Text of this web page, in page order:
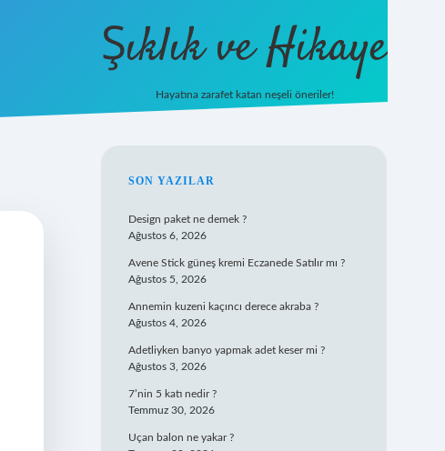
Şıklık ve Hikaye
Hayatına zarafet katan neşeli öneriler!
SIDEBAR
SON YAZILAR
Design paket ne demek ?
Ağustos 6, 2026
Avene Stick güneş kremi Eczanede Satılır mı ?
Ağustos 5, 2026
Annemin kuzeni kaçıncı derece akraba ?
Ağustos 4, 2026
Adetliyken banyo yapmak adet keser mi ?
Ağustos 3, 2026
7’nin 5 katı nedir ?
Temmuz 30, 2026
Uçan balon ne yakar ?